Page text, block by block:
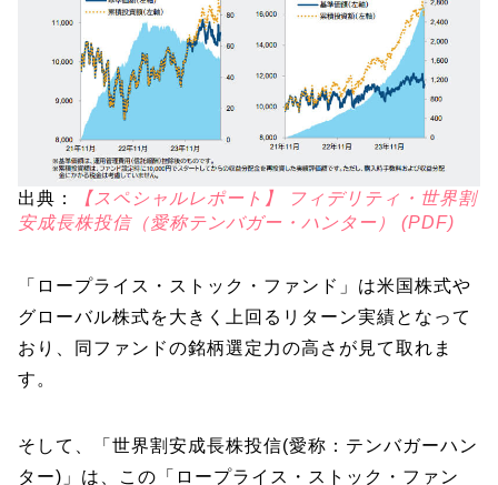
出典：
【スペシャルレポート】 フィデリティ・世界割
安成長株投信（愛称テンバガー・ハンター） (PDF)
「ロープライス・ストック・ファンド」は米国株式や
グローバル株式を大きく上回るリターン実績となって
おり、同ファンドの銘柄選定力の高さが見て取れま
す。
そして、「世界割安成長株投信(愛称：テンバガーハン
ター)」は、この「ロープライス・ストック・ファン